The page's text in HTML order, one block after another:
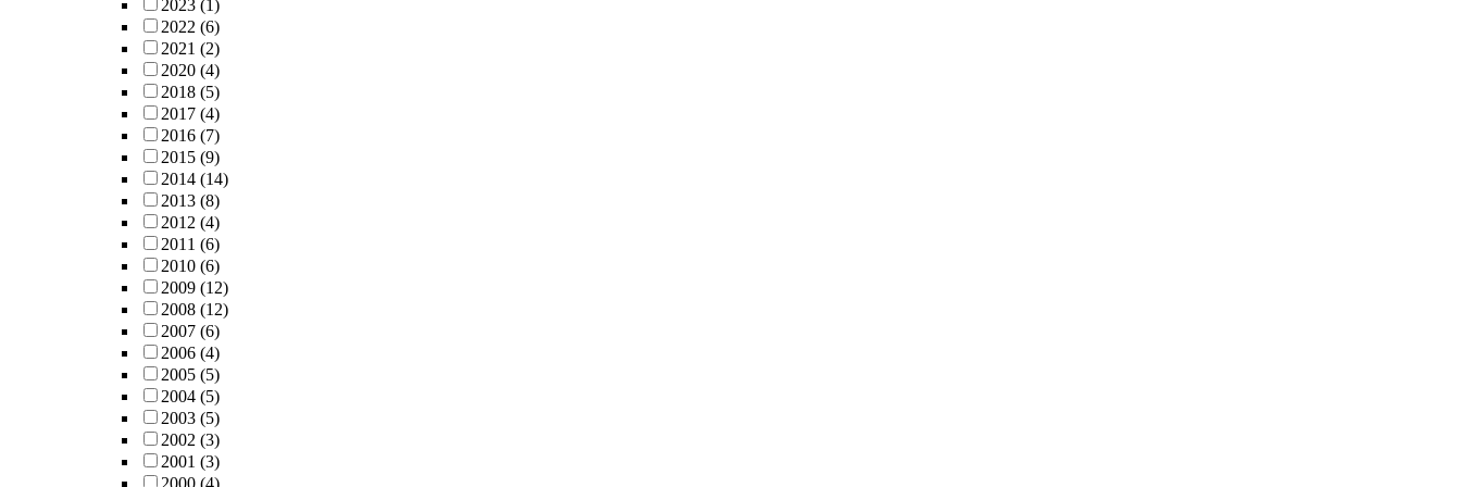
2023 (1)
2022 (6)
2021 (2)
2020 (4)
2018 (5)
2017 (4)
2016 (7)
2015 (9)
2014 (14)
2013 (8)
2012 (4)
2011 (6)
2010 (6)
2009 (12)
2008 (12)
2007 (6)
2006 (4)
2005 (5)
2004 (5)
2003 (5)
2002 (3)
2001 (3)
2000 (4)